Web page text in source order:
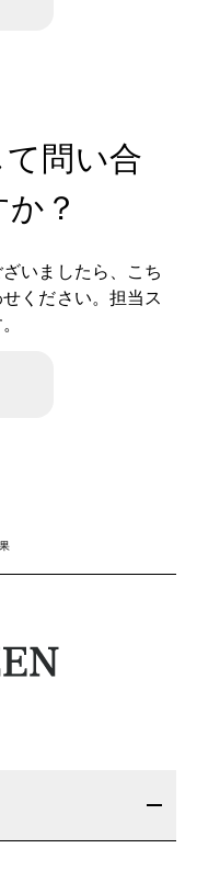
問い合
？
いましたら、こち
ください。担当ス